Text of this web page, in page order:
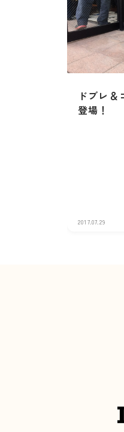
ドブレ
登場！
2017.07.29